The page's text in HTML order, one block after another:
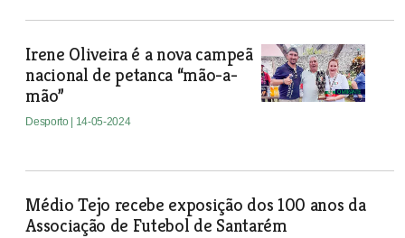
Irene Oliveira é a nova campeã
nacional de petanca “mão-a-
mão”
Desporto | 14-05-2024
Médio Tejo recebe exposição dos 100 anos da
Associação de Futebol de Santarém